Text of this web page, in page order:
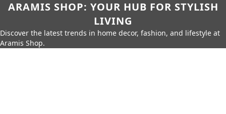
ARAMIS SHOP: YOUR HUB FOR STYLISH
LIVING
Discover the latest trends in home decor, fashion, and lifestyle at
Aramis Shop.